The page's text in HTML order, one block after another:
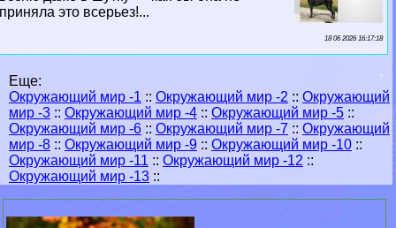
приняла это всерьез!...
18 06 2026 16:17:18
Еще:
Окружающий мир -1 :: Окружающий мир -2 :: Окружающий
мир -3 :: Окружающий мир -4 :: Окружающий мир -5 ::
Окружающий мир -6 :: Окружающий мир -7 :: Окружающий
мир -8 :: Окружающий мир -9 :: Окружающий мир -10 ::
Окружающий мир -11 :: Окружающий мир -12 ::
Окружающий мир -13 ::